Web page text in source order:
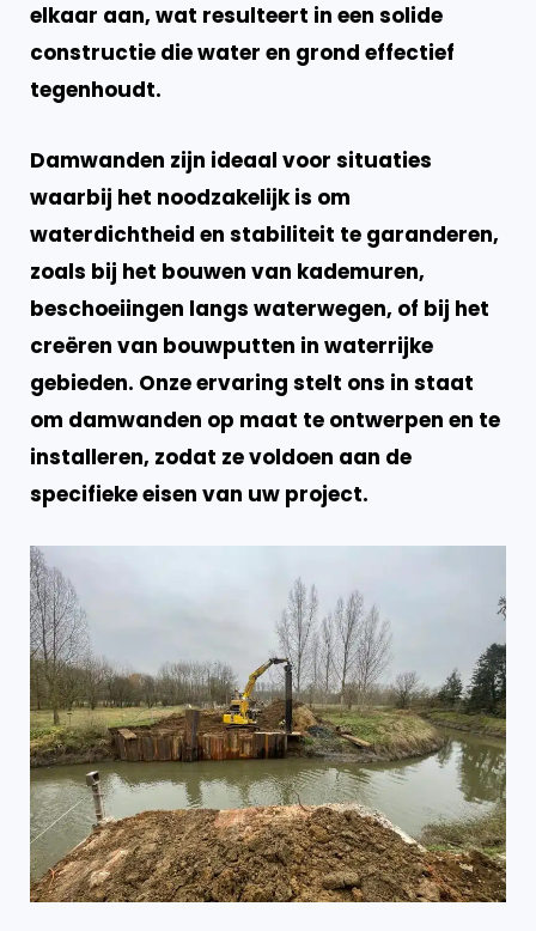
elkaar aan, wat resulteert in een solide
constructie die water en grond effectief
tegenhoudt.
Damwanden zijn ideaal voor situaties
waarbij het noodzakelijk is om
waterdichtheid en stabiliteit te garanderen,
zoals bij het bouwen van kademuren,
beschoeiingen langs waterwegen, of bij het
creëren van bouwputten in waterrijke
gebieden. Onze ervaring stelt ons in staat
om damwanden op maat te ontwerpen en te
installeren, zodat ze voldoen aan de
specifieke eisen van uw project.